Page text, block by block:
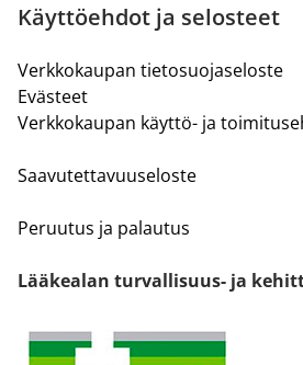
Käyttöehdot ja selosteet
Verkkokaupan tietosuojaseloste
Evästeet
Verkkokaupan käyttö- ja
Saavutettavuuseloste
Peruutus ja palautus
Lääkealan turvallisuus- ja